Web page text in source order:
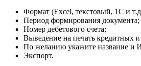
Формат (Excel, текстовый, 1C и
Период формирования документа;
Номер дебетового счета;
Выведение на печать кредитных
По желанию укажите название и
Экспорт.